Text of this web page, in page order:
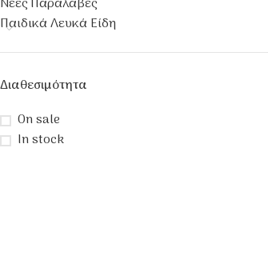
Παιδικά Λευκά Είδη
Διαθεσιμότητα
On sale
In stock